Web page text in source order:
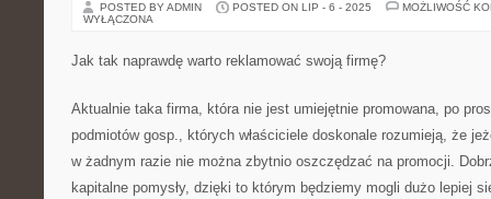
POSTED BY ADMIN POSTED ON LIP - 6 - 2025
MOŻLIWOŚĆ
WYŁĄCZONA
Jak tak naprawdę warto reklamować swoją firmę?
Aktualnie taka firma, która nie jest umiejętnie promowana, po
podmiotów gosp., których właściciele doskonale rozumieją, że
w żadnym razie nie można zbytnio oszczędzać na promocji.
kapitalne pomysły, dzięki to którym będziemy mogli dużo lepiej